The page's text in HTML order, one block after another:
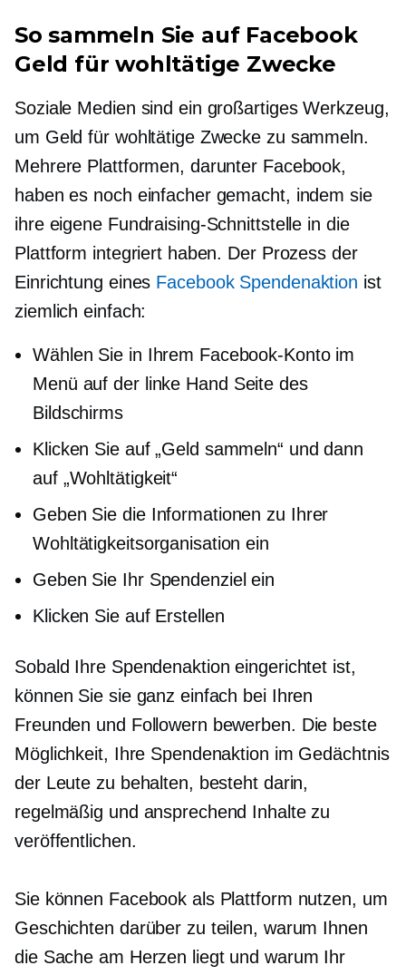
So sammeln Sie auf Facebook
Geld für wohltätige Zwecke
Soziale Medien sind ein großartiges Werkzeug,
um Geld für wohltätige Zwecke zu sammeln.
Mehrere Plattformen, darunter Facebook,
haben es noch einfacher gemacht, indem sie
ihre eigene Fundraising-Schnittstelle in die
Plattform integriert haben. Der Prozess der
Einrichtung eines Facebook Spendenaktion ist
ziemlich einfach:
Wählen Sie in Ihrem Facebook-Konto im
Menü auf der linke Hand Seite des
Bildschirms
Klicken Sie auf „Geld sammeln“ und dann
auf „Wohltätigkeit“
Geben Sie die Informationen zu Ihrer
Wohltätigkeitsorganisation ein
Geben Sie Ihr Spendenziel ein
Klicken Sie auf Erstellen
Sobald Ihre Spendenaktion eingerichtet ist,
können Sie sie ganz einfach bei Ihren
Freunden und Followern bewerben. Die beste
Möglichkeit, Ihre Spendenaktion im Gedächtnis
der Leute zu behalten, besteht darin,
regelmäßig und ansprechend Inhalte zu
veröffentlichen.
Sie können Facebook als Plattform nutzen, um
Geschichten darüber zu teilen, warum Ihnen
die Sache am Herzen liegt und warum Ihr